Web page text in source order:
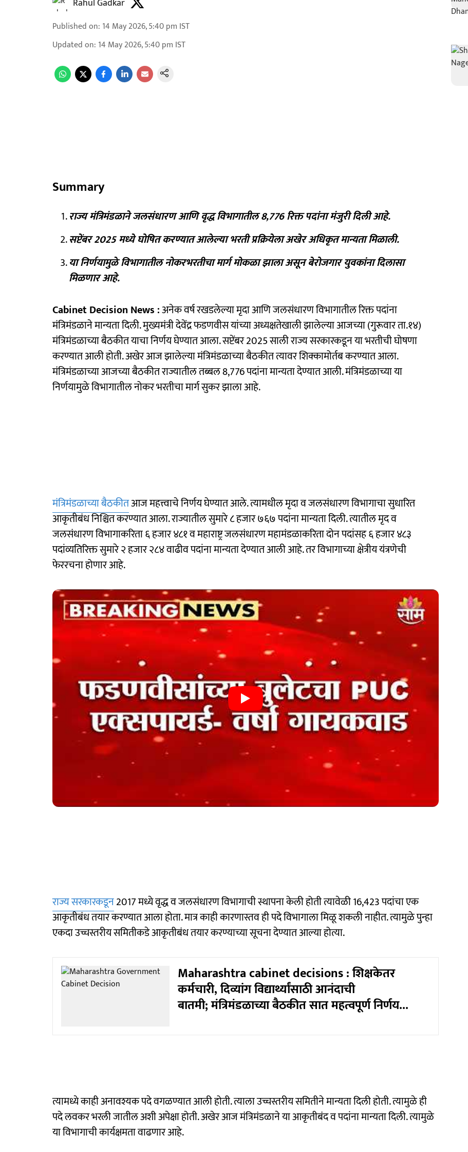
Rahul Gadkar
Published on: 14 May 2026, 5:40 pm IST
Updated on: 14 May 2026, 5:40 pm IST
Summary
राज्य मंत्रिमंडळाने जलसंधारण आणि वृद्ध विभागातील 8,776 रिक्त पदांना मंजुरी दिली आहे.
सप्टेंबर 2025 मध्ये घोषित करण्यात आलेल्या भरती प्रक्रियेला अखेर अधिकृत मान्यता मिळाली.
या निर्णयामुळे विभागातील नोकरभरतीचा मार्ग मोकळा झाला असून बेरोजगार युवकांना दिलासा
मिळणार आहे.
Cabinet Decision News :अनेक वर्ष रखडलेल्या मृदा आणि जलसंधारण विभागातील रिक्त पदांना
मंत्रिमंडळाने मान्यता दिली. मुख्यमंत्री देवेंद्र फडणवीस यांच्या अध्यक्षतेखाली झालेल्या आजच्या (गुरूवार ता.१४)
मंत्रिमंडळाच्या बैठकीत याचा निर्णय घेण्यात आला. सप्टेंबर 2025 साली राज्य सरकारकडून या भरतीची घोषणा
करण्यात आली होती. अखेर आज झालेल्या मंत्रिमंडळाच्या बैठकीत त्यावर शिक्कामोर्तब करण्यात आला.
मंत्रिमंडळाच्या आजच्या बैठकीत राज्यातील तब्बल 8,776 पदांना मान्यता देण्यात आली. मंत्रिमंडळाच्या या
निर्णयामुळे विभागातील नोकर भरतीचा मार्ग सुकर झाला आहे.
मंत्रिमंडळाच्या बैठकीतआज महत्त्वाचे निर्णय घेण्यात आले. त्यामधील मृदा व जलसंधारण विभागाचा सुधारित
आकृतीबंध निश्चित करण्यात आला. राज्यातील सुमारे ८ हजार ७६७ पदांना मान्यता दिली. त्यातील मृद व
जलसंधारण विभागाकरिता ६ हजार ४८१ व महाराष्ट्र जलसंधारण महामंडळाकरिता दोन पदांसह ६ हजार ४८३
पदांव्यतिरिक्त सुमारे २ हजार २८४ वाढीव पदांना मान्यता देण्यात आली आहे. तर विभागाच्या क्षेत्रीय यंत्रणेची
फेररचना होणार आहे.
राज्य सरकारकडून2017 मध्ये वृद्ध व जलसंधारण विभागाची स्थापना केली होती त्यावेळी 16,423 पदांचा एक
आकृतीबंध तयार करण्यात आला होता. मात्र काही कारणास्तव ही पदे विभागाला मिळू शकली नाहीत. त्यामुळे पुन्हा
एकदा उच्चस्तरीय समितीकडे आकृतीबंध तयार करण्याच्या सूचना देण्यात आल्या होत्या.
Maharashtra cabinet decisions : शिक्षकेतर
कर्मचारी, दिव्यांग विद्यार्थ्यांसाठी आनंदाची
बातमी; मंत्रिमंडळाच्या बैठकीत सात महत्वपूर्ण निर्णय...
त्यामध्ये काही अनावश्यक पदे वगळण्यात आली होती. त्याला उच्चस्तरीय समितीने मान्यता दिली होती. त्यामुळे ही
पदे लवकर भरली जातील अशी अपेक्षा होती. अखेर आज मंत्रिमंडळाने या आकृतीबंद व पदांना मान्यता दिली. त्यामुळे
या विभागाची कार्यक्षमता वाढणार आहे.